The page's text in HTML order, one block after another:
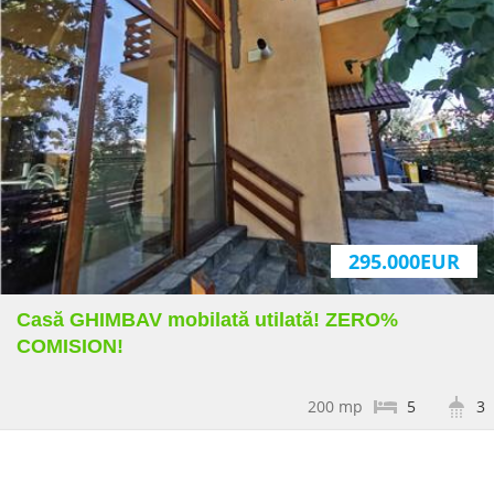
295.000EUR
Casă GHIMBAV mobilată utilată! ZERO%
COMISION!
3
5
200 mp